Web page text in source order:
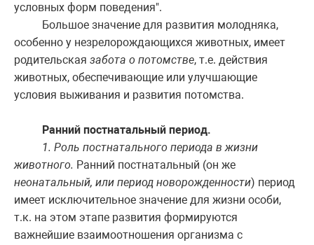
условных форм поведения".
Большое значение для развития молодняка,
особенно у незрелорождающихся животных, имеет
родительская забота о потомстве, т.е. действия
животных, обеспечивающие или улучшающие
условия выживания и развития потомства.
Ранний постнатальный период.
1. Роль постнатального периода в жизни
животного. Ранний постнатальный (он же
неонатальный, или период новорожденности) период
имеет исключительное значение для жизни особи,
т.к. на этом этапе развития формируются
важнейшие взаимоотношения организма с